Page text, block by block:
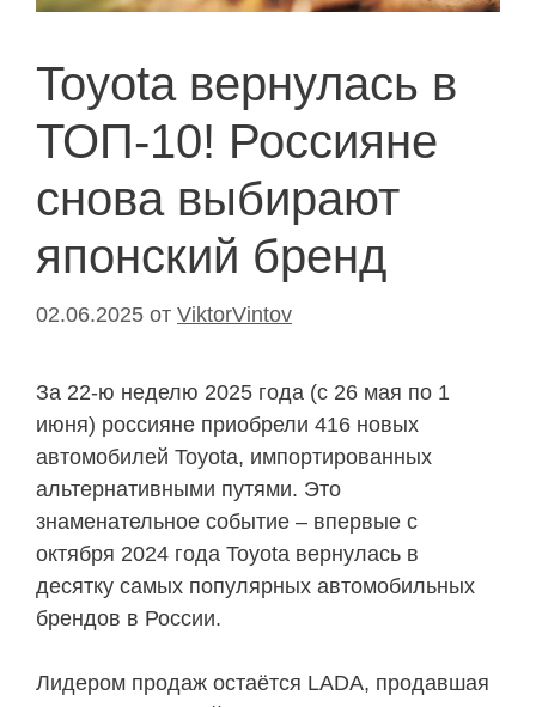
Toyota вернулась в
ТОП-10! Россияне
снова выбирают
японский бренд
02.06.2025 от ViktorVintov
За 22-ю неделю 2025 года (с 26 мая по 1
июня) россияне приобрели 416 новых
автомобилей Toyota, импортированных
альтернативными путями. Это
знаменательное событие – впервые с
октября 2024 года Toyota вернулась в
десятку самых популярных автомобильных
брендов в России.
Лидером продаж остаётся LADA, продавшая